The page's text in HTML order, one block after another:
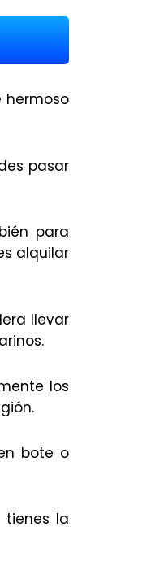
hermoso
pasar
para
alquilar
llevar
los
bote o
tienes la